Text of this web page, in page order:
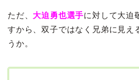
ただ、 大迫勇也選手に対して大迫
すから、双子ではなく兄弟に見え
うか。